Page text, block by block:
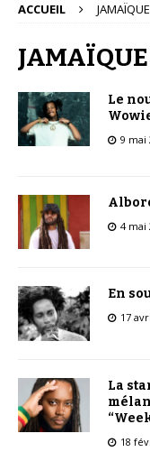
ACCUEIL JAMAÏQUE
JAMAÏQUE
Le
9 mai
4 mai
En
17
La
18